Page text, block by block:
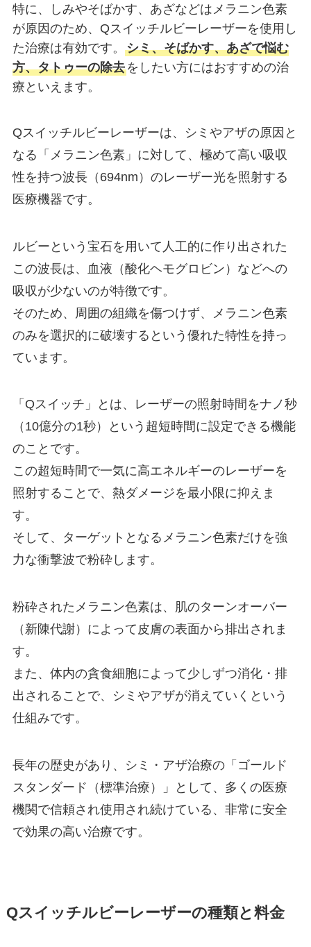
特に、しみやそばかす、あざなどはメラニン色素
が原因のため、Qスイッチルビーレーザーを使用し
た治療は有効です。 シミ、そばかす、あざで悩む
方、タトゥーの除去をしたい方にはおすすめの治
療といえます。
Qスイッチルビーレーザーは、シミやアザの原因と
なる「メラニン色素」に対して、極めて高い吸収
性を持つ波長（694nm）のレーザー光を照射する
医療機器です。
ルビーという宝石を用いて人工的に作り出された
この波長は、血液（酸化ヘモグロビン）などへの
吸収が少ないのが特徴です。
そのため、周囲の組織を傷つけず、メラニン色素
のみを選択的に破壊するという優れた特性を持っ
ています。
「Qスイッチ」とは、レーザーの照射時間をナノ秒
（10億分の1秒）という超短時間に設定できる機能
のことです。
この超短時間で一気に高エネルギーのレーザーを
照射することで、熱ダメージを最小限に抑えま
す。
そして、ターゲットとなるメラニン色素だけを強
力な衝撃波で粉砕します。
粉砕されたメラニン色素は、肌のターンオーバー
（新陳代謝）によって皮膚の表面から排出されま
す。
また、体内の貪食細胞によって少しずつ消化・排
出されることで、シミやアザが消えていくという
仕組みです。
長年の歴史があり、シミ・アザ治療の「ゴールド
スタンダード（標準治療）」として、多くの医療
機関で信頼され使用され続けている、非常に安全
で効果の高い治療です。
Qスイッチルビーレーザーの種類と料金